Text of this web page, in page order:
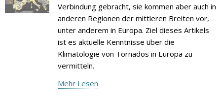
Verbindung gebracht, sie kommen aber auch in
anderen Regionen der mittleren Breiten vor,
unter anderem in Europa. Ziel dieses Artikels
ist es aktuelle Kenntnisse über die
Klimatologie von Tornados in Europa zu
vermitteln.
Mehr Lesen